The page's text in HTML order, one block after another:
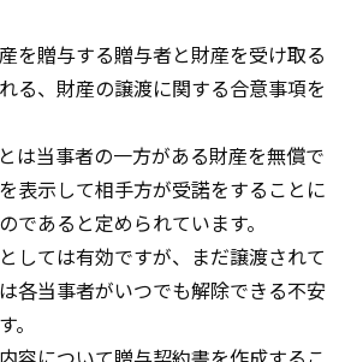
を贈与する贈与者と財産を受け取る
る、財産の譲渡に関する合意事項を
は当事者の一方がある財産を無償で
表示して相手方が受諾をすることに
であると定められています。
しては有効ですが、まだ譲渡されて
各当事者がいつでも解除できる不安
。